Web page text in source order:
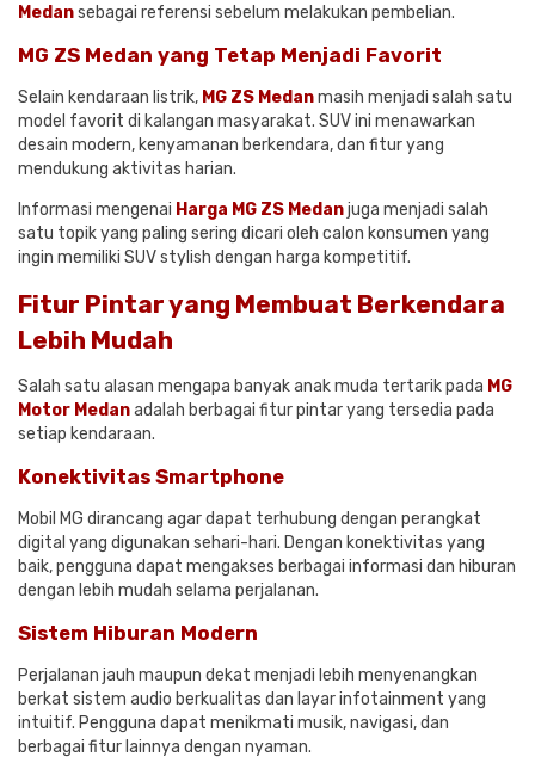
Medansebagai referensi sebelum melakukan pembelian.
MG ZS Medan yang Tetap Menjadi Favorit
Selain kendaraan listrik, MG ZS Medanmasih menjadi salah satu
model favorit di kalangan masyarakat. SUV ini menawarkan
desain modern, kenyamanan berkendara, dan fitur yang
mendukung aktivitas harian.
Informasi mengenai Harga MG ZS Medanjuga menjadi salah
satu topik yang paling sering dicari oleh calon konsumen yang
ingin memiliki SUV stylish dengan harga kompetitif.
Fitur Pintar yang Membuat Berkendara
Lebih Mudah
Salah satu alasan mengapa banyak anak muda tertarik pada MG
Motor Medanadalah berbagai fitur pintar yang tersedia pada
setiap kendaraan.
Konektivitas Smartphone
Mobil MG dirancang agar dapat terhubung dengan perangkat
digital yang digunakan sehari-hari. Dengan konektivitas yang
baik, pengguna dapat mengakses berbagai informasi dan hiburan
dengan lebih mudah selama perjalanan.
Sistem Hiburan Modern
Perjalanan jauh maupun dekat menjadi lebih menyenangkan
berkat sistem audio berkualitas dan layar infotainment yang
intuitif. Pengguna dapat menikmati musik, navigasi, dan
berbagai fitur lainnya dengan nyaman.